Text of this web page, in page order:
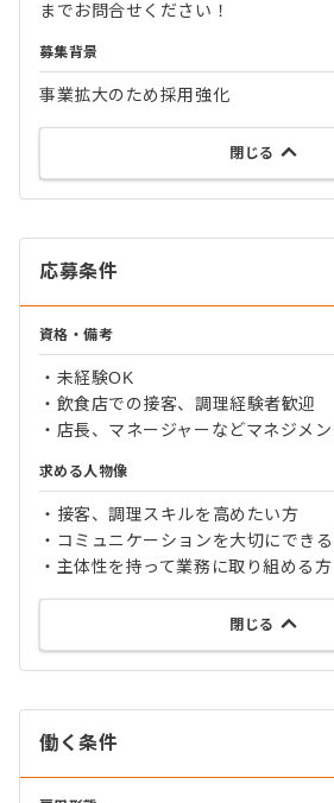
までお問合せください！
募集背景
事業拡大のため採用強化
閉じる
応募条件
資格・備考
・未経験OK
・飲食店での接客、調理経験者歓迎
・店長、マネージャーなどマネジメ
求める人物像
・接客、調理スキルを高めたい方
・コミュニケーションを大切にでき
・主体性を持って業務に取り組める方
閉じる
働く条件